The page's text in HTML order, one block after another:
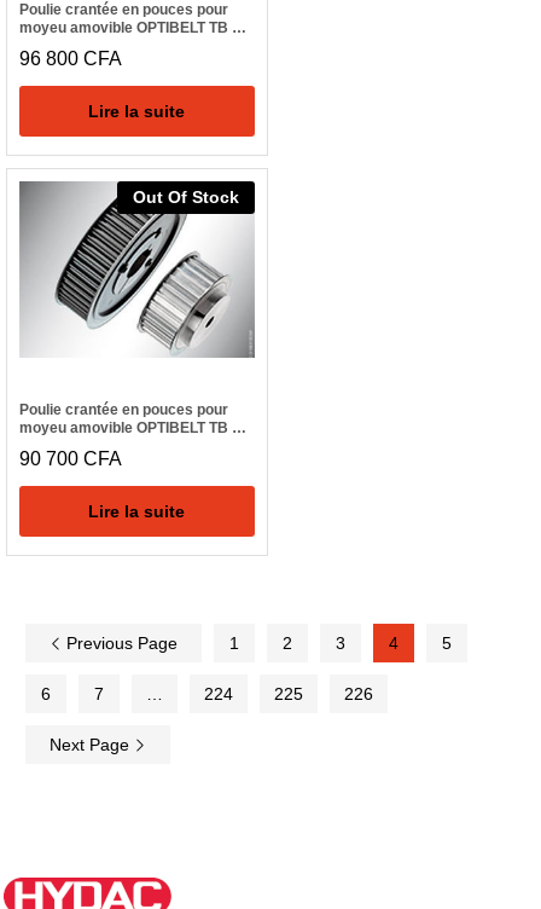
Poulie crantée en pouces pour
moyeu amovible OPTIBELT TB 26
96 800 CFA
Lire la suite
Out Of Stock
Poulie crantée en pouces pour
moyeu amovible OPTIBELT TB 25
90 700 CFA
Lire la suite
Previous Page 1 2 3 4 5
6 7 224 225 226
Next Page